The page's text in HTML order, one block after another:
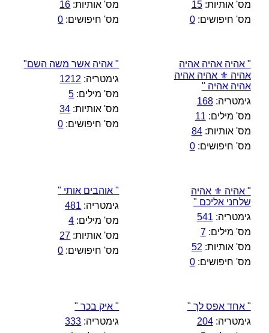
מס' אותיות:15
מס' חיפושים:0
מס' אותיות: 16
מס' חיפושים: 0
" אהיה אהיה אהיה
אהיה ⚜️ אהיה אהיה
אהיה אהיה "
גימטריה:168
מס' מילים: 11
מס' אותיות:84
מס' חיפושים:0
" אהיה אשר משה השם"
גימטריה: 1212
מס' מילים: 5
מס' אותיות: 34
מס' חיפושים: 0
" אהיה ⚜️ אהיה
שלחני אליכם "
גימטריה: 541
מס' מילים:7
מס' אותיות: 52
מס' חיפושים:0
" אוהבים אותי "
גימטריה: 481
מס' מילים: 4
מס' אותיות: 27
מס' חיפושים: 0
" אחד אפס לך "
גימטריה:204
" איק בכר "
גימטריה: 333